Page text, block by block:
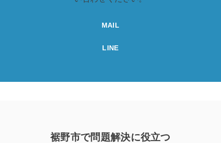
MAIL
LINE
裾野市で問題解決に役立つ